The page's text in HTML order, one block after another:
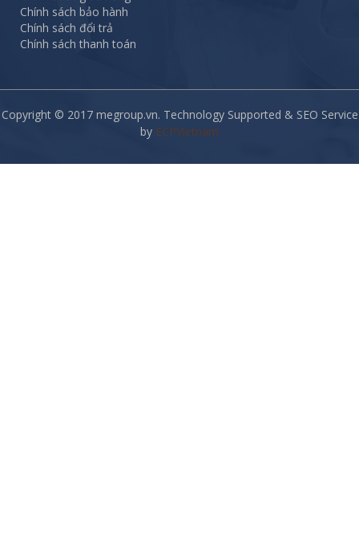
Chính sách bảo hành
Chính sách đổi trả
Chính sách thanh toán
Copyright © 2017 megroup.vn. Technology Supported & SEO Service
by ECPVietnam